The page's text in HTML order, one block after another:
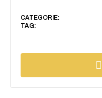
CATEGORIE:
TAG: